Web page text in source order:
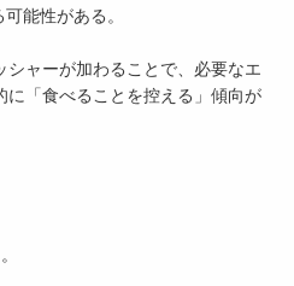
能性がある。
ャーが加わることで、必要なエ
に「食べることを控える」傾向が